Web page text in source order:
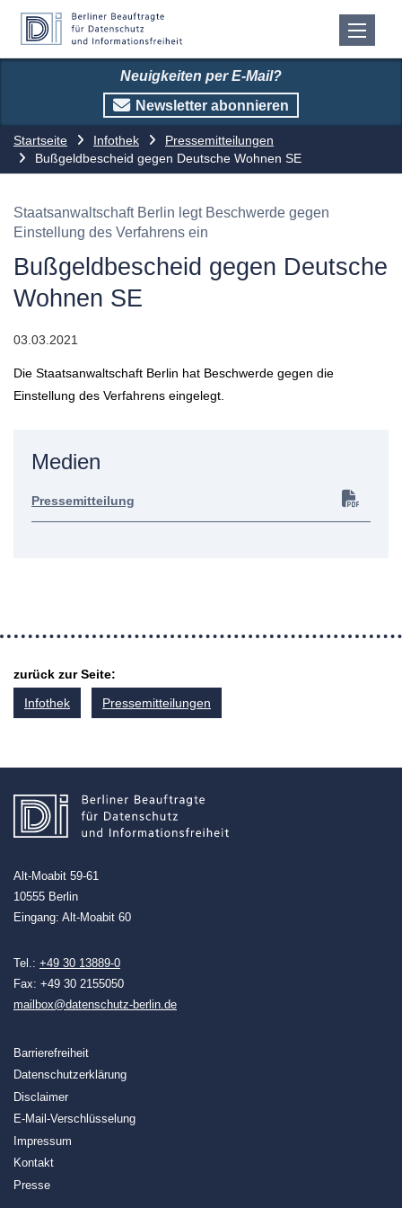
Neuigkeiten per E-Mail?
Newsletter abonnieren
Startseite Infothek
Pressemitteilungen
Bußgeldbescheid gegen Deutsche Wohnen SE
Staatsanwaltschaft Berlin legt Beschwerde gegen
Einstellung des Verfahrens ein
Bußgeldbescheid gegen Deutsche
Wohnen SE
03.03.2021
Die Staatsanwaltschaft Berlin hat Beschwerde gegen die
Einstellung des Verfahrens eingelegt.
Medien
Pressemitteilung
zurück zur Seite:
Infothek
Pressemitteilungen
Alt-Moabit 59-61
10555 Berlin
Eingang: Alt-Moabit 60
Tel.: +49 30 13889-0
Fax: +49 30 2155050
mailbox@datenschutz-berlin.de
Barrierefreiheit
Datenschutzerklärung
Disclaimer
E-Mail-Verschlüsselung
Impressum
Kontakt
Presse